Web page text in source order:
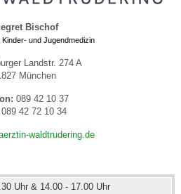
Bischof
und Jugendmedizin
Landstr. 274 A
München
089 42 10 37
089 42 72 10 34
waldtrudering.de
Uhr & 14.00 - 17.00 Uhr